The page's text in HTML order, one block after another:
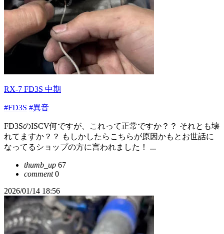
RX-7 FD3S 中期
#FD3S #異音
FD3SのISCV何ですが、これって正常ですか？？ それとも壊
れてますか？？ もしかしたらこちらが原因かもとお世話に
なってるショップの方に言われました！ ...
thumb_up 67
comment0
2026/01/14 18:56